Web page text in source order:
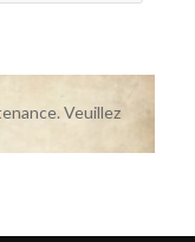
Veuillez